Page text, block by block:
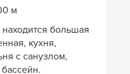
м
большая
кухня,
с санузлом,